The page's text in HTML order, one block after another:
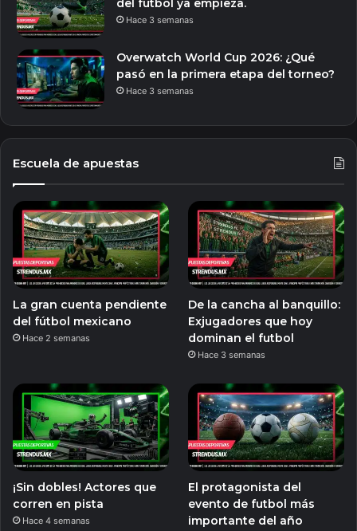
del fútbol ya empieza.
Hace 3 semanas
Overwatch World Cup 2026: ¿Qué
pasó en la primera etapa del torneo?
Hace 3 semanas
Escuela de apuestas
La gran cuenta pendiente
del fútbol mexicano
Hace 2 semanas
De la cancha al banquillo:
Exjugadores que hoy
dominan el futbol
Hace 3 semanas
¡Sin dobles! Actores que
corren en pista
Hace 4 semanas
El protagonista del
evento de futbol más
importante del año